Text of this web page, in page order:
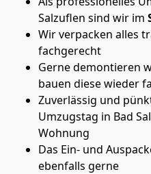
Salzuflen sind wir im
Wir verpacken alles
fachgerecht
Gerne demontieren
bauen diese wieder
Zuverlässig und
Umzugstag in Bad
Wohnung
Das Ein- und
ebenfalls gerne